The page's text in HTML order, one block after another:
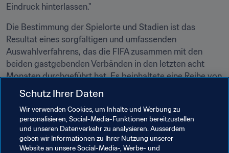
Eindruck hinterlassen."
Die Bestimmung der Spielorte und Stadien ist das
Resultat eines sorgfältigen und umfassenden
Auswahlverfahrens, das die FIFA zusammen mit den
beiden gastgebenden Verbänden in den letzten acht
Monaten durchgeführt hat. Es beinhaltete eine Reihe von
virtuellen Seminaren und Einzelseminaren mit allen
Analyse der Infrastruktur und Einrichtungen in den
Spielorten und Stadien, der Trainingsanlagen und der
Unterkünfte.
Schutz Ihrer Daten
Wir verwenden Cookies, um Inhalte und Werbung zu
personalisieren, Social-Media-Funktionen bereitzustellen
und unseren Datenverkehr zu analysieren. Ausserdem
geben wir Informationen zu Ihrer Nutzung unserer
Website an unsere Social-Media-, Werbe- und